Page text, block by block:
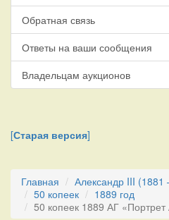
Обратная связь
Ответы на ваши сообщения
Владельцам аукционов
[Старая версия]
Главная Александр III (1881
50 копеек
1889 год
50 копеек 1889 АГ